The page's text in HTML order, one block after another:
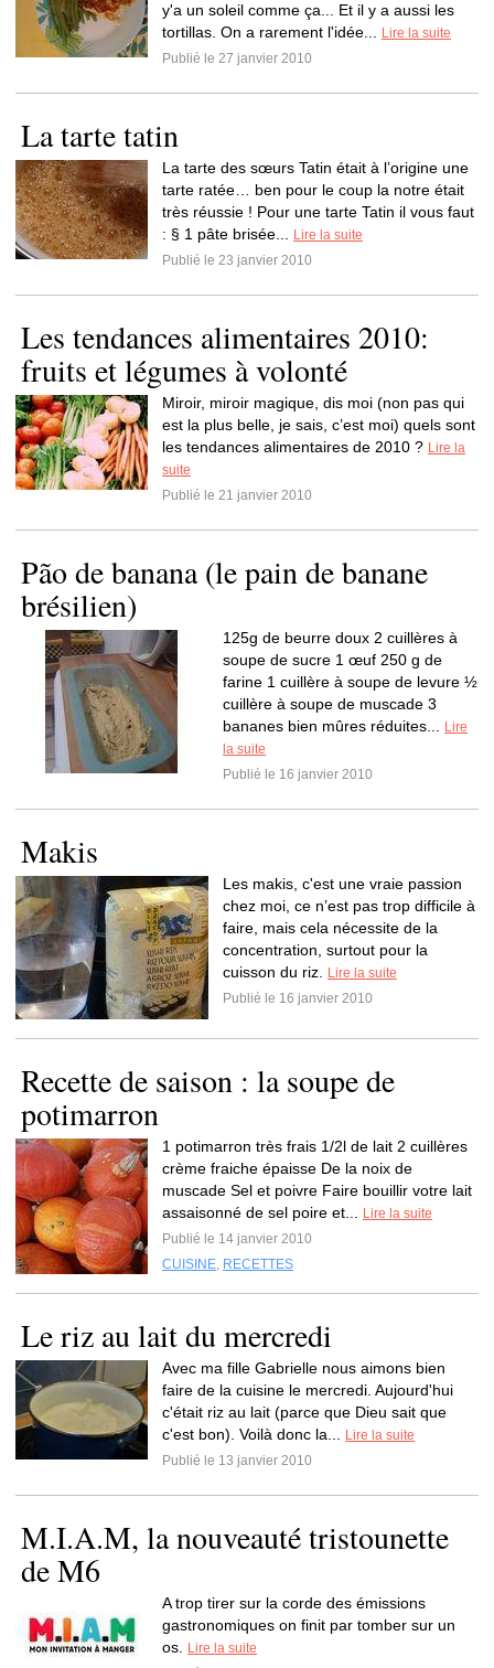
y'a un soleil comme ça... Et il y a aussi les
tortillas. On a rarement l'idée...
Lire la suite
Publié le 27 janvier 2010
La tarte tatin
La tarte des sœurs Tatin était à l’origine une
tarte ratée… ben pour le coup la notre était
très réussie ! Pour une tarte Tatin il vous faut
: § 1 pâte brisée...
Lire la suite
Publié le 23 janvier 2010
Les tendances alimentaires 2010:
fruits et légumes à volonté
Miroir, miroir magique, dis moi (non pas qui
est la plus belle, je sais, c’est moi) quels sont
les tendances alimentaires de 2010 ? Lire la
suite
Publié le 21 janvier 2010
Pão de banana (le pain de banane
brésilien)
125g de beurre doux 2 cuillères à
soupe de sucre 1 œuf 250 g de
farine 1 cuillère à soupe de levure ½
cuillère à soupe de muscade 3
bananes bien mûres réduites...
Lire
la suite
Publié le 16 janvier 2010
Makis
Les makis, c'est une vraie passion
chez moi, ce n’est pas trop difficile à
faire, mais cela nécessite de la
concentration, surtout pour la
cuisson du riz.
Lire la suite
Publié le 16 janvier 2010
Recette de saison : la soupe de
potimarron
1 potimarron très frais 1/2l de lait 2 cuillères
crème fraiche épaisse De la noix de
muscade Sel et poivre Faire bouillir votre lait
assaisonné de sel poire et...
Lire la suite
Publié le 14 janvier 2010
CUISINE, RECETTES
Le riz au lait du mercredi
Avec ma fille Gabrielle nous aimons bien
faire de la cuisine le mercredi. Aujourd'hui
c'était riz au lait (parce que Dieu sait que
c'est bon). Voilà donc la...
Lire la suite
Publié le 13 janvier 2010
M.I.A.M, la nouveauté tristounette
de M6
A trop tirer sur la corde des émissions
gastronomiques on finit par tomber sur un
os.
Lire la suite